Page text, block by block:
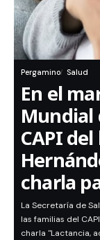
Pergamino Salud
En el
Mundial
CAPI
charla
La Secretaría de
las familias del
charla "Lactancia,